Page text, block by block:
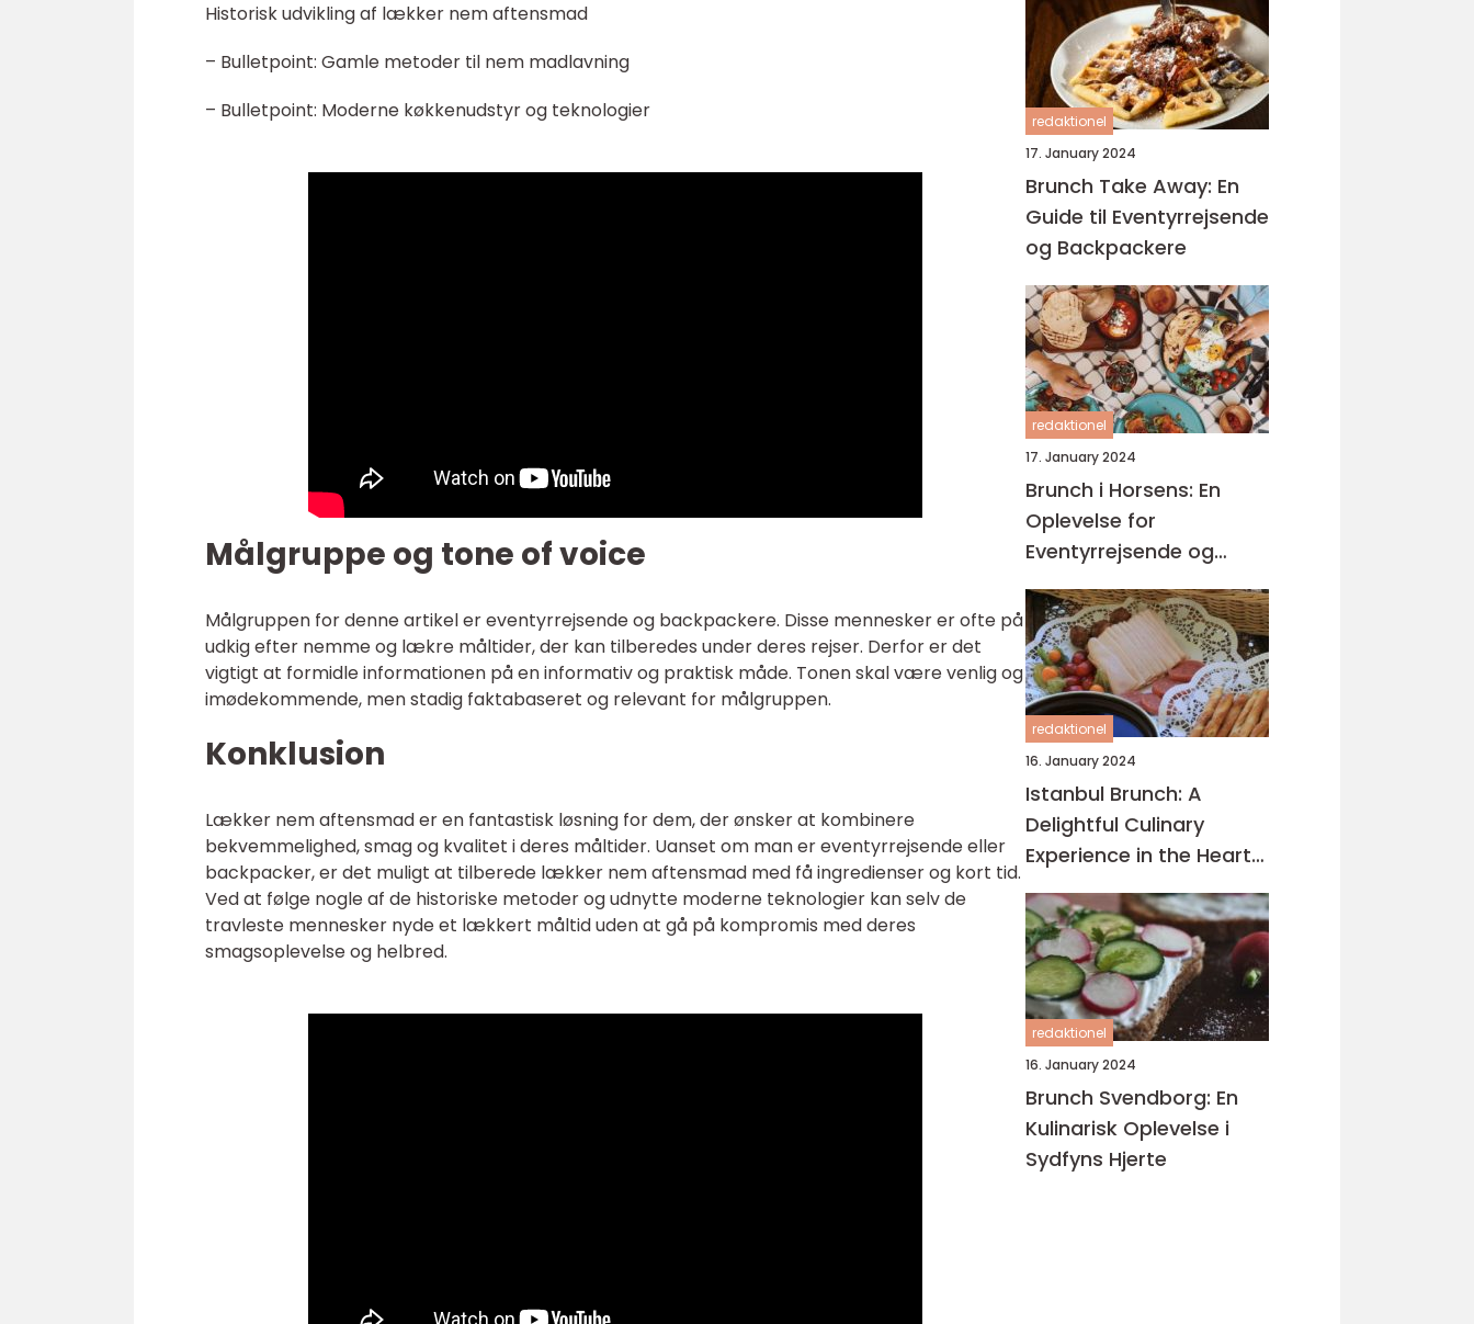
Historisk udvikling af lækker nem aftensmad
– Bulletpoint: Gamle metoder til nem madlavning
– Bulletpoint: Moderne køkkenudstyr og teknologier
Målgruppe og tone of voice
Målgruppen for denne artikel er eventyrrejsende og backpackere. Disse mennesker er ofte på
udkig efter nemme og lækre måltider, der kan tilberedes under deres rejser. Derfor er det
vigtigt at formidle informationen på en informativ og praktisk måde. Tonen skal være venlig og
imødekommende, men stadig faktabaseret og relevant for målgruppen.
Konklusion
Lækker nem aftensmad er en fantastisk løsning for dem, der ønsker at kombinere
bekvemmelighed, smag og kvalitet i deres måltider. Uanset om man er eventyrrejsende eller
backpacker, er det muligt at tilberede lækker nem aftensmad med få ingredienser og kort tid.
Ved at følge nogle af de historiske metoder og udnytte moderne teknologier kan selv de
travleste mennesker nyde et lækkert måltid uden at gå på kompromis med deres
smagsoplevelse og helbred.
redaktionel
17. January 2024
Brunch Take Away: En
Guide til Eventyrrejsende
og Backpackere
redaktionel
17. January 2024
Brunch i Horsens: En
Oplevelse for
Eventyrrejsende og
Backpackere
redaktionel
16. January 2024
Istanbul Brunch: A
Delightful Culinary
Experience in the Heart
of Turkey
redaktionel
16. January 2024
Brunch Svendborg: En
Kulinarisk Oplevelse i
Sydfyns Hjerte